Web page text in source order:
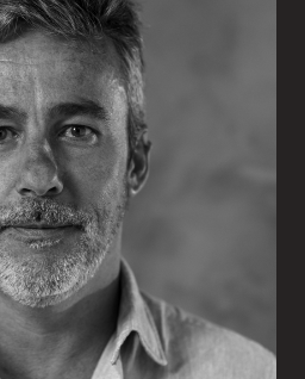
Inscribir
Boletería